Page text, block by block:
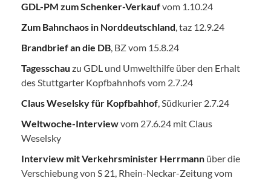
GDL-PM zum Schenker-Verkaufvom 1.10.24
Zum Bahnchaos in Norddeutschland, taz 12.9.24
Brandbrief an die DB, BZ vom 15.8.24
Tagesschau zu GDL und Umwelthilfe über den Erhalt
des Stuttgarter Kopfbahnhofs vom 2.7.24
Claus Weselsky für Kopfbahhof, Südkurier 2.7.24
Weltwoche-Interviewvom 27.6.24 mit Claus
Weselsky
Interview mit Verkehrsminister Herrmann über die
Verschiebung von S 21, Rhein-Neckar-Zeitung vom